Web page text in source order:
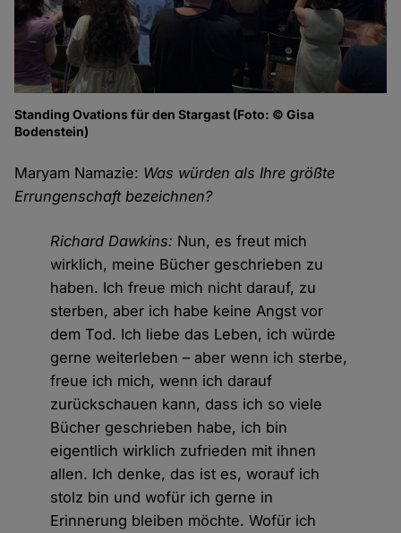
Standing Ovations für den Stargast (Foto: © Gisa
Bodenstein)
Maryam Namazie: Was würden als Ihre größte
Errungenschaft bezeichnen?
Richard Dawkins: Nun, es freut mich
wirklich, meine Bücher geschrieben zu
haben. Ich freue mich nicht darauf, zu
sterben, aber ich habe keine Angst vor
dem Tod. Ich liebe das Leben, ich würde
gerne weiterleben – aber wenn ich sterbe,
freue ich mich, wenn ich darauf
zurückschauen kann, dass ich so viele
Bücher geschrieben habe, ich bin
eigentlich wirklich zufrieden mit ihnen
allen. Ich denke, das ist es, worauf ich
stolz bin und wofür ich gerne in
Erinnerung bleiben möchte. Wofür ich